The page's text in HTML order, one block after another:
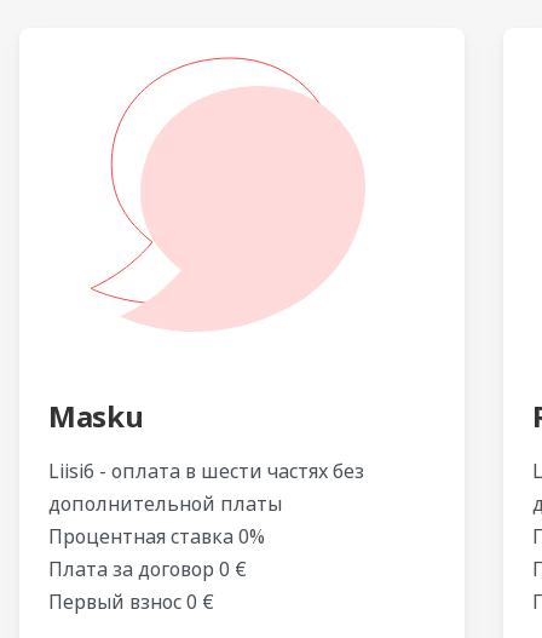
Masku
Liisi6 - оплата в шести частях без
дополнительной платы
Процентная ставка 0%
Плата за договор 0 €
Первый взнос 0 €